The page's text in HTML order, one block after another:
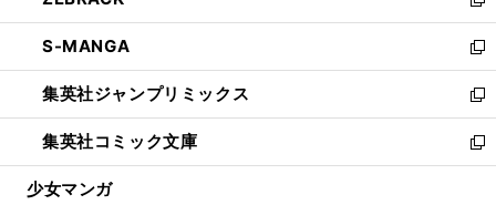
開
く
ウ
で
開
く
ン
ド
ウ
で
開
く
ウ
ィ
ン
ド
ウ
で
開
し
い
ウ
ィ
ン
ド
ウ
S-MANGA
新
し
い
ウ
ィ
ン
集英社ジャンプリミックス
新
し
い
ウ
集英社コミック文庫
新
し
少女マンガ